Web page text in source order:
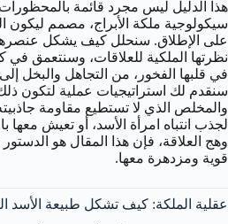
هذا الدليل ليس مجرد قائمة
سيكولوجية ملكة الأبراج، مصمم ليكون
على الإطلاق. سنحلل كيف يشكل
نظرتها الملكية للعلاقات، وسنتعمق
في قلبها الفخور، من التجاهل والبخل
سنقدم لك استراتيجيات عملية لتكون
والمخلص الذي لا تستطيع مقاومة
لجذب انتباه امرأة الأسد، أو تعيش
وهج العلاقة، فإن هذا المقال هو
قوية ومزدهرة معها.
عقلية الملكة: كيف تشكل طبيعة الأسد